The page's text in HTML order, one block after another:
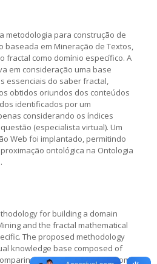
metodologia para construção de
baseada em Mineração de Textos,
fractal como domínio específico. A
em consideração uma base
essenciais do saber fractal,
obtidos oriundos dos conteúdos
identificados por um
considerando os índices
(especialista virtual). Um
Web foi implantado, permitindo
ontológica na Ontologia
for building a domain
and the fractal mathematical
The proposed methodology
knowledge base composed of
the results obtained from